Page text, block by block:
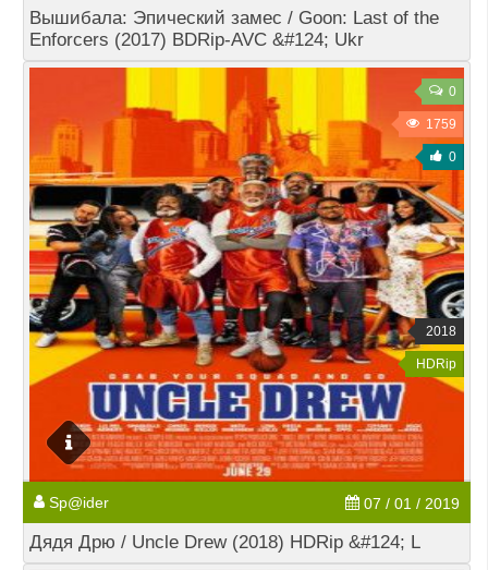
Вышибала: Эпический замес / Goon: Last of the
Enforcers (2017) BDRip-AVC &#124; Ukr
0
1759
0
2018
HDRip
Sp@ider 07 / 01 / 2019
Дядя Дрю / Uncle Drew (2018) HDRip &#124; L